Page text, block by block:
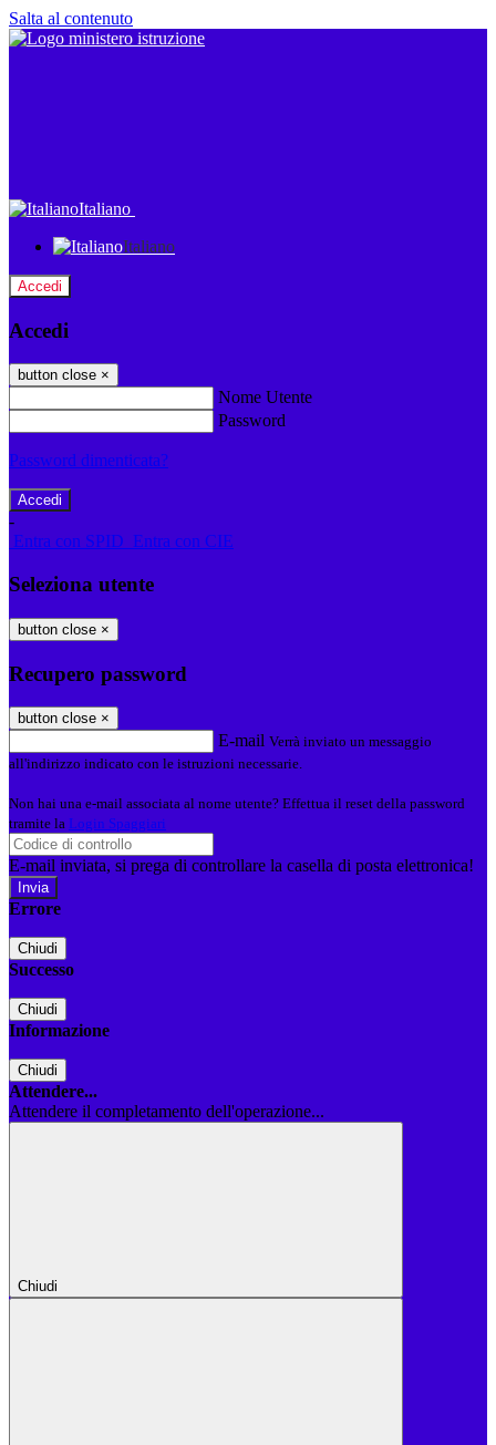
Salta al contenuto
Italiano
Italiano
Accedi
Accedi
button close ×
Nome Utente
Password
Password dimenticata?
-
Entra con SPID Entra con CIE
Seleziona utente
button close ×
Recupero password
button close ×
E-mail Verrà inviato un messaggio
all'indirizzo indicato con le istruzioni necessarie.
Non hai una e-mail associata al nome utente? Effettua il reset della password
tramite la Login Spaggiari
E-mail inviata, si prega di controllare la casella di posta elettronica!
Errore
Chiudi
Successo
Chiudi
Informazione
Chiudi
Attendere...
Attendere il completamento dell'operazione...
Chiudi